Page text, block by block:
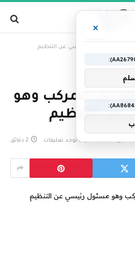
المركب وهو مسئول رئيسي عن التنظيم
من المركب وهو
عن التنظيم
22 مايو، 2024 لا توجد تعليقات 2 دقائق
×